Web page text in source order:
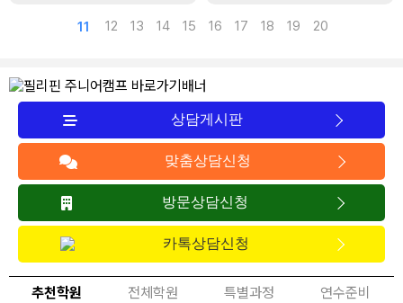
11 12 13 14 15 16 17 18 19 20
상담게시판
맞춤상담신청
방문상담신청
카톡상담신청
추천학원 전체학원 특별과정 연수준비